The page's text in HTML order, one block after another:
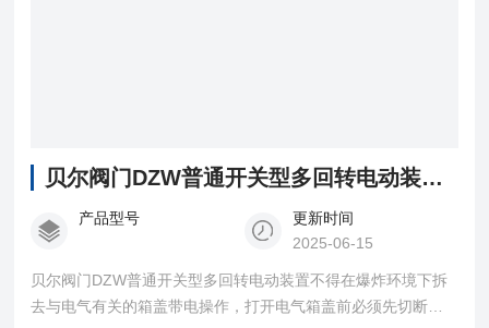
贝尔阀门DZW普通开关型多回转电动装置 执行机构
产品型号
更新时间
2025-06-15
贝尔阀门DZW普通开关型多回转电动装置不得在爆炸环境下拆
去与电气有关的箱盖带电操作，打开电气箱盖前必须先切断电